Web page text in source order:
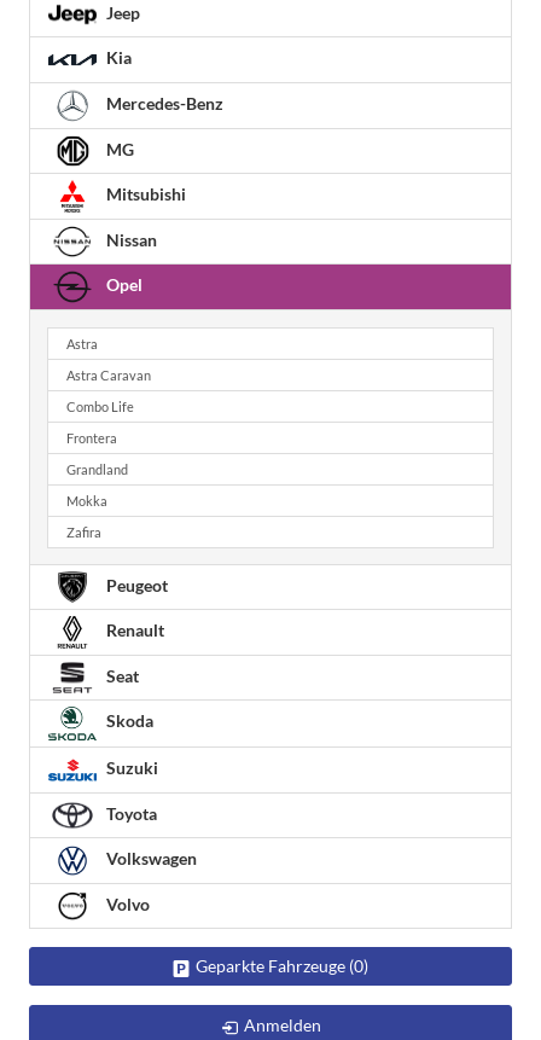
Jeep
Kia
Mercedes-Benz
MG
Mitsubishi
Nissan
Opel
Astra
Astra Caravan
Combo Life
Frontera
Grandland
Mokka
Zafira
Peugeot
Renault
Seat
Skoda
Suzuki
Toyota
Volkswagen
Volvo
Geparkte Fahrzeuge (0)
Anmelden